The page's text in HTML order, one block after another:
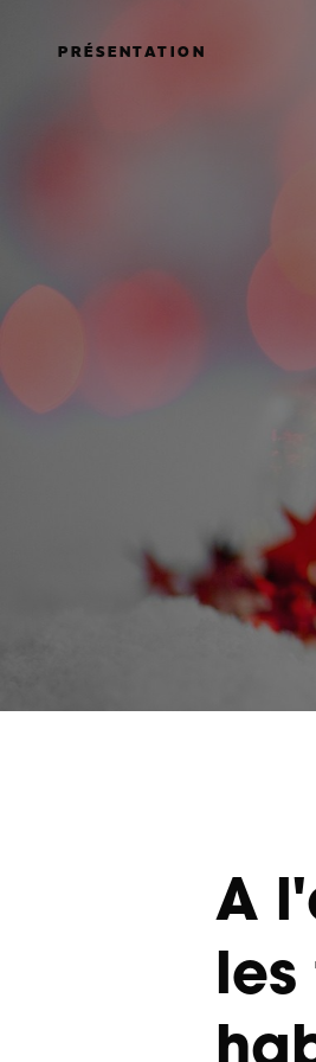
PRÉSENTATION
A
les